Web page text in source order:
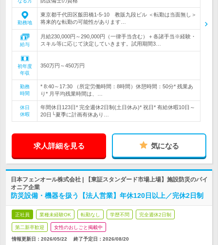
勤務地
東京都千代田区飯田橋1-5-10 教販九段ビル ＜転勤は当面無し＞
将来的な転勤の可能性があります…
給与
月給230,000円～290,000円（一律手当含む）＋各諸手当※経験・
スキル等に応じて決定していきます。試用期間3…
初年度
年収
350万円～450万円
勤務
時間
* 8:40～17:30 （所定労働時間：8時間）休憩時間：50分* 残業あ
り* 月平均残業時間は、…
休日
休暇
年間休日123日* 完全週休2日制(土日休み)* 祝日* 有給休暇10日～
20日└夏季に計画有休あり…
求人詳細を見る 気になる
日本フェンオール株式会社 | 【東証スタンダード市場上場】施設防災のパイ
オニア企業
防災設備・機器を扱う【法人営業】年休120日以上／完休2日制
正社員 業種未経験OK 転勤なし 学歴不問 完全週休2日制
第二新卒歓迎 女性のおしごと掲載中
情報更新日：2026/05/22 終了予定日： 2026/08/20